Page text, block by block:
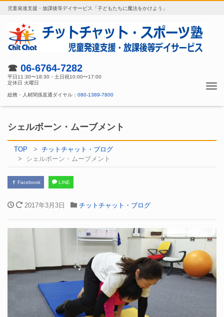
児童発達支援・放課後等デイサービス「子どもたちに魔法をかけよう」
☎ 06-6764-7282
平日11:30〜18:30・土日祝10:00〜17:00
定休日 火曜日
総務・人材関係直通ダイヤル： 080-1389-7800
シェルボーン・ムーブメント
TOP
チットチャット・ブログ
シェルボーン・ムーブメント
Facebook LINE
2017年3月3日 チットチャット・ブログ